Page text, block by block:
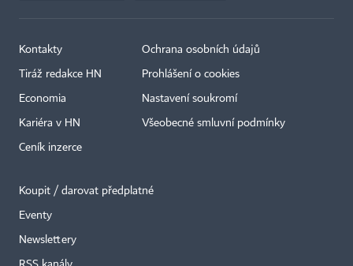
Kontakty
Tiráž redakce HN
Economia
Kariéra v HN
Ceník inzerce
Ochrana osobních údajů
Prohlášení o cookies
Nastavení soukromí
Všeobecné smluvní podmínky
Koupit / darovat předplatné
Eventy
Newslettery